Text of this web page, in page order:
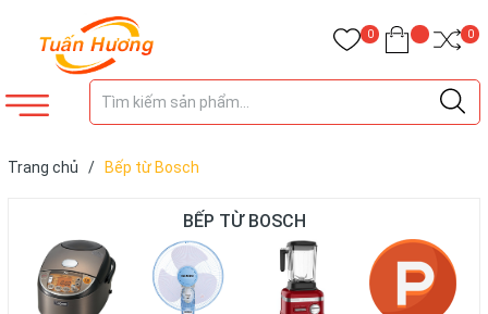
0 0
Trang chủ / Bếp từ Bosch
BẾP TỪ BOSCH